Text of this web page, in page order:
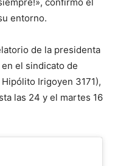
confirmó el
entorno.
de la presidenta
el sindicato de
Irigoyen 3171),
las 24 y el martes 16